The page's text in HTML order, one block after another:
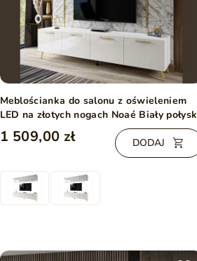
Meblościanka do salonu z oświeleniem
LED na złotych nogach Noaé Biały połysk
1 509,00 zł DODAJ